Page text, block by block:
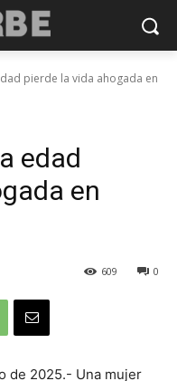
pierde la vida ahogada en
edad
en
0
609
de 2025.- Una mujer